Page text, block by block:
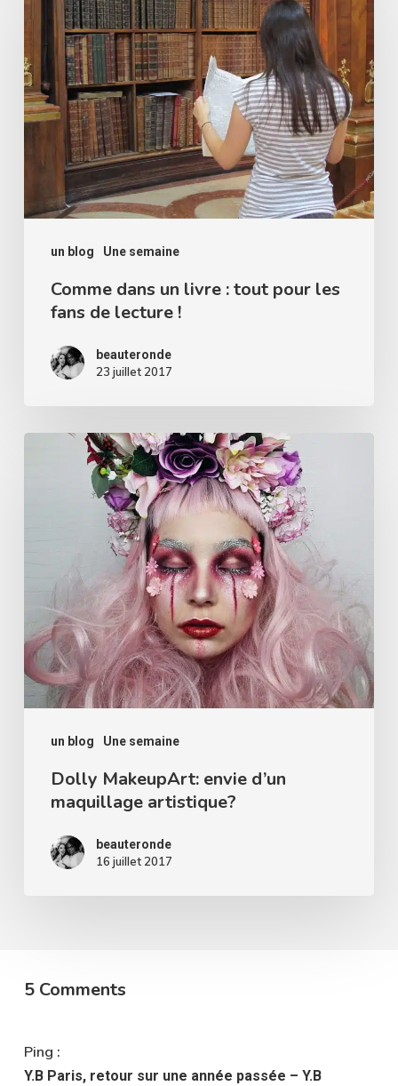
un blog Une semaine
livre
:
tout
fans
lecture
Comme dans un livre : tout pour les
fans de lecture !
beauteronde
23 juillet 2017
un blog Une semaine
MakeupArt:
artistique?
Dolly MakeupArt: envie d’un
maquillage artistique?
beauteronde
16 juillet 2017
5 Comments
Ping :
Y.B Paris, retour sur une année passée – Y.B